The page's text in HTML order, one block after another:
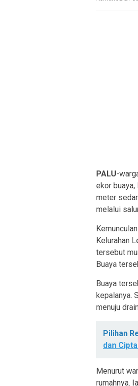
PALU-
ekor
meter
melalui
Kelurahan
tersebut
Buaya
Buaya
kepalanya.
menuju
Pilihan
dan
Menurut
rumahnya.